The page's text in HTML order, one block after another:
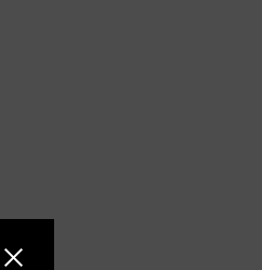
Luk sidebjælke